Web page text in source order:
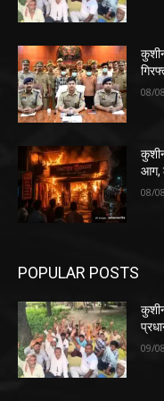
08/
आग,
08/
POPULAR POSTS
09/